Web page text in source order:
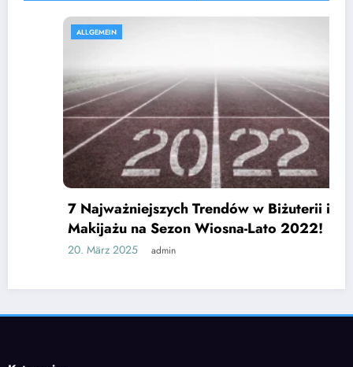
ALLGEMEIN
7 Najważniejszych Trendów w Biżuterii i
Makijażu na Sezon Wiosna-Lato 2022!
20. März 2025 admin